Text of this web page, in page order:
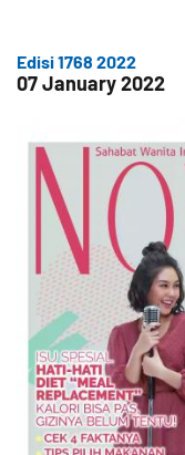
Edisi 1768 2022
07 January 2022